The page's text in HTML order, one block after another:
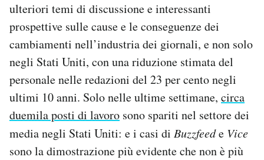
ulteriori temi di discussione e interessanti
prospettive sulle cause e le conseguenze dei
cambiamenti nell’industria dei giornali, e non solo
negli Stati Uniti, con una riduzione stimata del
personale nelle redazioni del 23 per cento negli
ultimi 10 anni. Solo nelle ultime settimane, circa
duemila posti di lavoro sono spariti nel settore dei
media negli Stati Uniti: e i casi di Buzzfeede Vice
sono la dimostrazione più evidente che non è più